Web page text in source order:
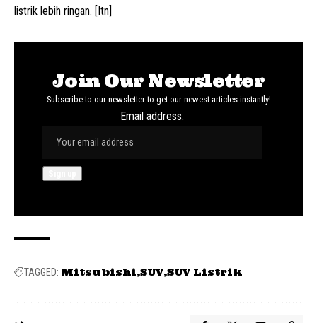
listrik lebih ringan. [Itn]
Join Our Newsletter
Subscribe to our newsletter to get our newest articles instantly!
Email address:
TAGGED: Mitsubishi SUV SUV Listrik